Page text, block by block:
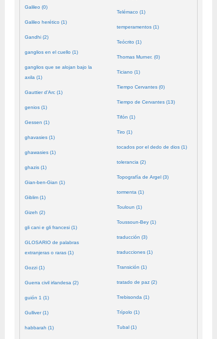
Galileo (0)
Galileo herético (1)
Gandhi (2)
ganglios en el cuello (1)
ganglios que se alojan bajo la
axila (1)
Gauttier d'Arc (1)
genios (1)
Gessen (1)
ghavasies (1)
ghawasies (1)
ghazis (1)
Gian-ben-Gian (1)
Giblim (1)
Gizeh (2)
gli cani e gli francesi (1)
GLOSARIO de palabras
extranjeras o raras (1)
Gozzi (1)
Guerra civil irlandesa (2)
guión 1 (1)
Gulliver (1)
habbarah (1)
Telémaco (1)
temperamentos (1)
Teócrito (1)
Thomas Murner. (0)
Ticiano (1)
Tiempo Cervantes (0)
Tiempo de Cervantes (13)
Tifón (1)
Tiro (1)
tocados por el dedo de dios (1)
tolerancia (2)
Topografía de Argel (3)
tormenta (1)
Touloun (1)
Toussoun-Bey (1)
traducción (3)
traducciones (1)
Transición (1)
tratado de paz (2)
Trebisonda (1)
Trípolo (1)
Tubal (1)